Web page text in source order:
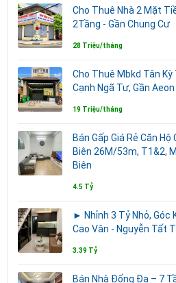
Cho Thuê Nhà 2 Mặt
2Tầng - Gần Chung Cư
28 Triệu/tháng
Cho Thuê Mbkd Tân Kỳ
Cạnh Ngã Tư, Gần Aeon
19 Triệu/tháng
Bán Gấp Giá Rẻ Căn
Biên 26M/53m, T1&2,
Biên
4.5 Tỷ
► Nhỉnh 3 Tỷ Nhỏ,
Cao Vân - Nguyễn Tất
3.39 Tỷ
Bán Nhà Đống Đa – 7